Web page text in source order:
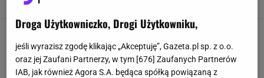
Skusisz się na kasztany jadalne? To w końcu
smak jesieni! Łatwo przygotujesz je w
piekarniku
GOTOWANIE JADALNE KASZTANY JEDZENIE
Droga Użytkowniczko, Drogi Użytkowniku,
jeśli wyrazisz zgodę klikając „Akceptuję”, Gazeta.pl sp. z o.o.
oraz jej Zaufani Partnerzy, w tym [676] Zaufanych Partnerów
IAB, jak również Agora S.A. będąca spółką powiązaną z